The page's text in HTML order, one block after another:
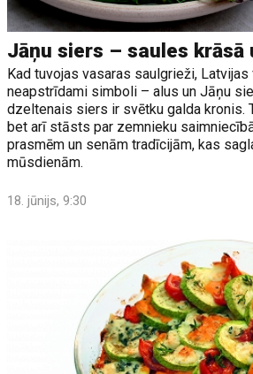
Jāņu siers – saules krāsā
Kad tuvojas vasaras saulgrieži,
neapstrīdami simboli – alus un Jāņu
dzeltenais siers ir svētku galda kronis.
bet arī stāsts par zemnieku
prasmēm un senām tradīcijām, kas
mūsdienām.
18. jūnijs, 9:30